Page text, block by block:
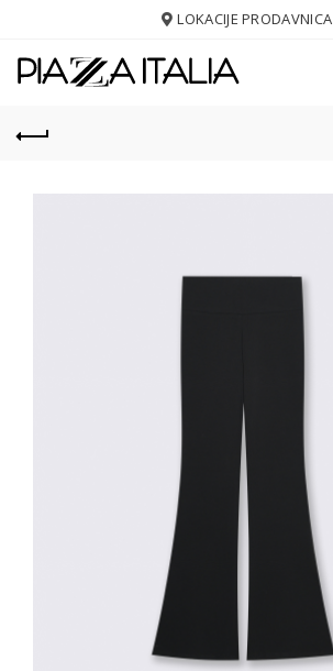
LOKACIJE PRODAVNICA